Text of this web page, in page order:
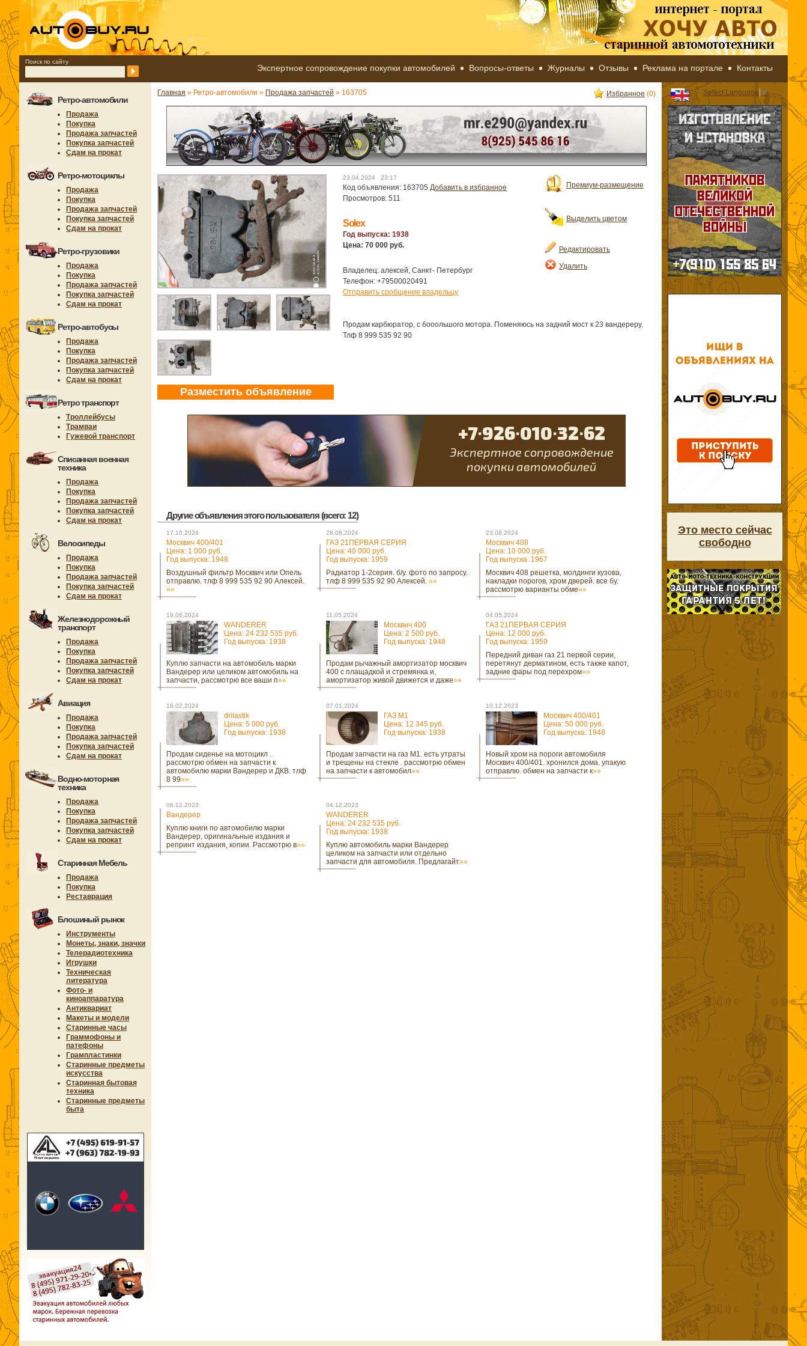
Поиск по сайту
Экспертное сопровождение покупки автомобилей Вопросы-ответы Журналы Отзывы Реклама на портале Контакты
Ретро-автомобили
Продажа
Покупка
Продажа запчастей
Покупка запчастей
Сдам на прокат
Ретро-мотоциклы
Продажа
Покупка
Продажа запчастей
Покупка запчастей
Сдам на прокат
Ретро-грузовики
Продажа
Покупка
Продажа запчастей
Покупка запчастей
Сдам на прокат
Ретро-автобусы
Продажа
Покупка
Продажа запчастей
Покупка запчастей
Сдам на прокат
Ретро транспорт
Троллейбусы
Трамваи
Гужевой транспорт
Списанная военная
техника
Продажа
Покупка
Продажа запчастей
Покупка запчастей
Сдам на прокат
Велосипеды
Продажа
Покупка
Продажа запчастей
Покупка запчастей
Сдам на прокат
Железнодорожный
транспорт
Продажа
Покупка
Продажа запчастей
Покупка запчастей
Сдам на прокат
Авиация
Продажа
Покупка
Продажа запчастей
Покупка запчастей
Сдам на прокат
Водно-моторная
техника
Продажа
Покупка
Продажа запчастей
Покупка запчастей
Сдам на прокат
Старинная Мебель
Продажа
Покупка
Реставрация
Блошиный рынок
Инструменты
Монеты, знаки, значки
Телерадиотехника
Игрушки
Техническая
литература
Фото- и
киноаппаратура
Антиквариат
Макеты и модели
Старинные часы
Граммофоны и
патефоны
Грампластинки
Старинные предметы
искусства
Старинная бытовая
техника
Старинные предметы
быта
Главная » Ретро-автомобили » Продажа запчастей » 163705 Избранное (0)
Разместить объявление
Премиум-размещение
Выделить цветом
Редактировать
Удалить
23.04.2024 23:17
Код объявления: 163705 Добавить в избранное
Просмотров: 511
Solex
Год выпуска: 1938
Цена: 70 000 руб.
Владелец: алексей, Санкт- Петербург
Телефон: +79500020491
Отправить сообщение владельцу
Продам карбюратор, с бооольшого мотора. Поменяюсь на задний мост к 23 вандереру.
Тлф 8 999 535 92 90
Другие объявления этого пользователя (всего: 12)
17.10.2024
Москвич 400/401
Цена: 1 000 руб.
Год выпуска: 1948
Воздушный фильтр Москвич или Опель
отправлю. тлф 8 999 535 92 90 Алексей.
»»
28.08.2024
ГАЗ 21ПЕРВАЯ СЕРИЯ
Цена: 40 000 руб.
Год выпуска: 1959
Радиатор 1-2серия. б/у. фото по запросу.
тлф 8 999 535 92 90 Алексей. »»
23.08.2024
Москвич 408
Цена: 10 000 руб.
Год выпуска: 1967
Москвич 408 решетка, молдинги кузова,
накладки порогов, хром дверей. все бу.
рассмотрю варианты обме»»
19.06.2024
WANDERER
Цена: 24 232 535 руб.
Год выпуска: 1938
Куплю запчасти на автомобиль марки
Вандерер или целиком автомобиль на
запчасти, рассмотрю все ваши п»»
11.05.2024
Москвич 400
Цена: 2 500 руб.
Год выпуска: 1948
Продам рычажный амортизатор москвич
400 с плащадкой и стремянка и,
амортизатор живой движется и даже»»
04.05.2024
ГАЗ 21ПЕРВАЯ СЕРИЯ
Цена: 12 000 руб.
Год выпуска: 1959
Передний диван газ 21 первой серии,
перетянут дерматином, есть также капот,
задние фары под перехром»»
16.02.2024
drilastik
Цена: 5 000 руб.
Год выпуска: 1938
Продам сиденье на мотоцикл .
рассмотрю обмен на запчасти к
автомобилю марки Вандерер и ДКВ. тлф
8 99»»
07.01.2024
ГАЗ М1
Цена: 12 345 руб.
Год выпуска: 1938
Продам запчасти на газ М1. есть утраты
и трещены на стекле . рассмотрю обмен
на запчасти к автомобил»»
10.12.2023
Москвич 400/401
Цена: 50 000 руб.
Год выпуска: 1948
Новый хром на пороги автомобиля
Москвич 400/401. хронился дома. упакую
отправлю. обмен на запчасти к»»
06.12.2023
Вандерер
Куплю книги по автомобилю марки
Вандерер, оригинальные издания и
репринт издания, копии. Рассмотрю в»»
04.12.2023
WANDERER
Цена: 24 232 535 руб.
Год выпуска: 1938
Куплю автомобиль марки Вандерер
целиком на запчасти или отдельно
запчасти для автомобиля. Предлагайт»»
Select Language ▼
Это место сейчас
свободно